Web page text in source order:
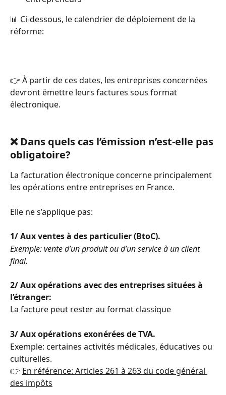
📊 Ci-dessous, le calendrier de déploiement de la
réforme:
👉 À partir de ces dates, les entreprises concernées
devront émettre leurs factures sous format
électronique.
❌ Dans quels cas l’émission n’est-elle pas
obligatoire?
La facturation électronique concerne principalement
les opérations entre entreprises en France.
Elle ne s’applique pas:
1/ Aux ventes à des particulier (BtoC).
Exemple: vente d’un produit ou d’un service à un client
final.
2/ Aux opérations avec des entreprises situées à
l’étranger:
La facture peut rester au format classique
3/ Aux opérations exonérées de TVA.
Exemple: certaines activités médicales, éducatives ou
culturelles.
👉 En référence: Articles 261 à 263 du code général
des impôts